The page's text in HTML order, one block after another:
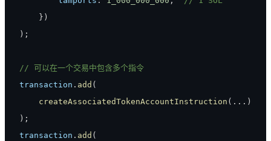
} )
) ;
// 可以在一个交易中包含多个指令
transaction . add (
createAssociatedTokenAccountInstruction ( ... )
) ;
transaction . add (